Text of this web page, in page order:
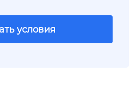
условия